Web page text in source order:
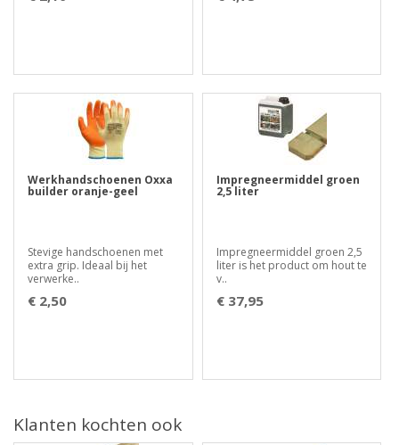
Werkhandschoenen Oxxa
builder oranje-geel
Stevige handschoenen met
extra grip. Ideaal bij het
verwerke..
€ 2,50
Impregneermiddel groen
2,5 liter
Impregneermiddel groen 2,5
liter is het product om hout te
v..
€ 37,95
Klanten kochten ook